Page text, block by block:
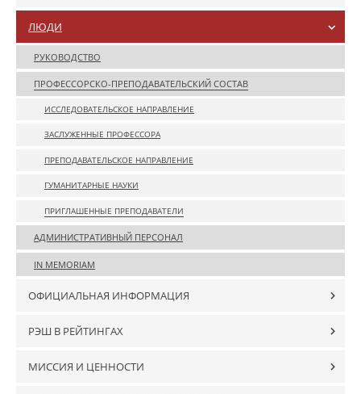
ЛЮДИ
РУКОВОДСТВО
ПРОФЕССОРСКО-ПРЕПОДАВАТЕЛЬСКИЙ СОСТАВ
ИССЛЕДОВАТЕЛЬСКОЕ НАПРАВЛЕНИЕ
ЗАСЛУЖЕННЫЕ ПРОФЕССОРА
ПРЕПОДАВАТЕЛЬСКОЕ НАПРАВЛЕНИЕ
ГУМАНИТАРНЫЕ НАУКИ
ПРИГЛАШЕННЫЕ ПРЕПОДАВАТЕЛИ
АДМИНИСТРАТИВНЫЙ ПЕРСОНАЛ
IN MEMORIAM
ОФИЦИАЛЬНАЯ ИНФОРМАЦИЯ
РЭШ В РЕЙТИНГАХ
МИССИЯ И ЦЕННОСТИ